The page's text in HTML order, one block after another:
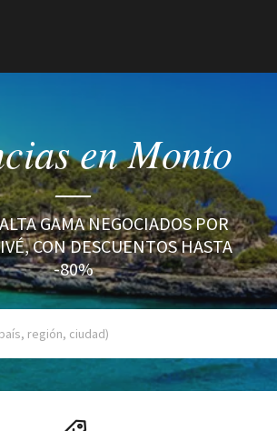
en Monto
GAMA NEGOCIADOS POR
CON DESCUENTOS HASTA
-80%